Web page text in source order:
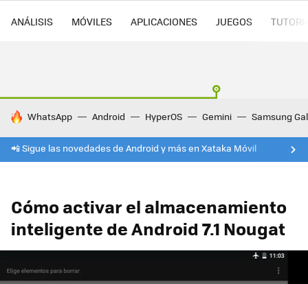
ANÁLISIS MÓVILES APLICACIONES JUEGOS
HOY SE HABLA DE
WhatsApp Android HyperOS Gemini Samsung
📲 Sigue las novedades de Android y más en Xataka Móvil
Cómo activar el almacenamiento
inteligente de Android 7.1 Nougat